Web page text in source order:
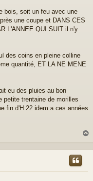
bois, soit un feu avec une
une coupe et DANS CES
L'ANNEE QUI SUIT il n'y
des coins en pleine colline
quantité, ET LA NE MENE
eu des pluies au bon
petite trentaine de morilles
fin d'H 22 idem a ces années
u